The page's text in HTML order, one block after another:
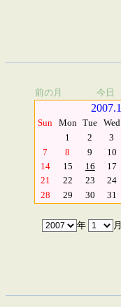
前の月 今日
2007.1
Sun Mon Tue Wed
1
2 3
7
8 9 10
14
15 16 17
21
22 23 24
28
29 30 31
年 月